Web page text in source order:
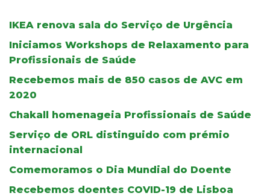
IKEA renova sala do Serviço de Urgência
Iniciamos Workshops de Relaxamento para
Profissionais de Saúde
Recebemos mais de 850 casos de AVC em
2020
Chakall homenageia Profissionais de Saúde
Serviço de ORL distinguido com prémio
internacional
Comemoramos o Dia Mundial do Doente
Recebemos doentes COVID-19 de Lisboa